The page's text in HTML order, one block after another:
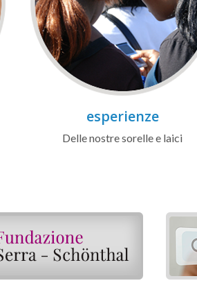
esperienze
Delle nostre sorelle e laici